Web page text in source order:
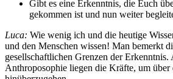
Gibt es eine Erkenntnis, die Euch
gekommen ist und nun weiter
Luca: Wie wenig ich und die heutige
und den Menschen wissen! Man bemerkt
gesellschaftlichen Grenzen der Erkenntnis.
Anthroposophie liegen die Kräfte, um über